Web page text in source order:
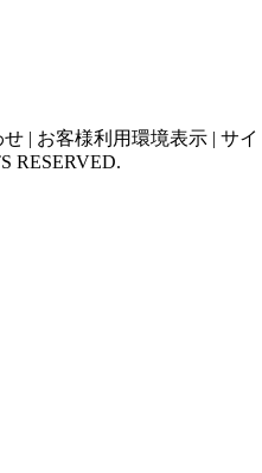
せ | お客様利用環境表示 | サ
RESERVED.